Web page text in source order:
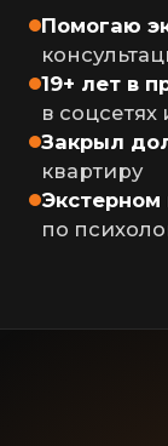
Помогаю
19+ лет в
в соцсетях
Закрыл
квартиру
по